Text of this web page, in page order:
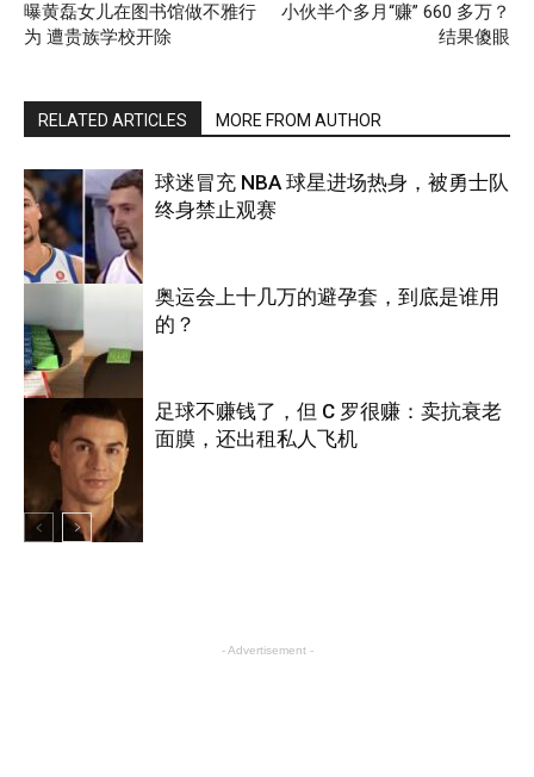
曝黄磊女儿在图书馆做不雅行
为 遭贵族学校开除
小伙半个多月“赚” 660 多万？
结果傻眼
RELATED ARTICLES MORE FROM AUTHOR
体育
球迷冒充 NBA 球星进场热身，被勇士队
终身禁止观赛
体育
奥运会上十几万的避孕套，到底是谁用
的？
足球不赚钱了，但 C 罗很赚：卖抗衰老
面膜，还出租私人飞机
- Advertisement -